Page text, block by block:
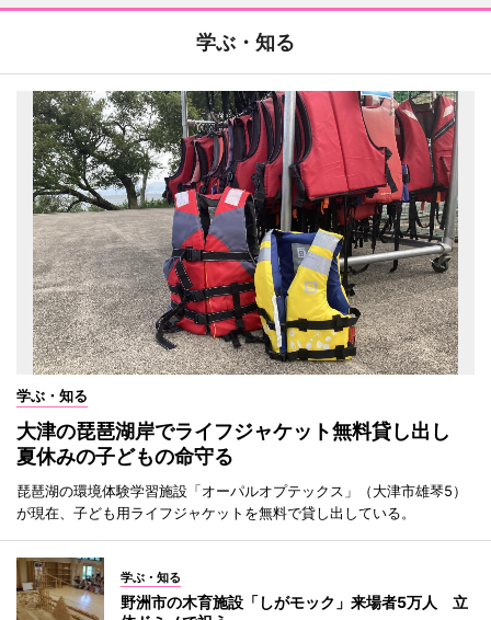
学ぶ・知る
学ぶ・知る
大津の琵琶湖岸でライフジャケット無料貸し出し
夏休みの子どもの命守る
琵琶湖の環境体験学習施設「オーパルオプテックス」（大津市雄琴5）
が現在、子ども用ライフジャケットを無料で貸し出している。
学ぶ・知る
野洲市の木育施設「しがモック」来場者5万人 立